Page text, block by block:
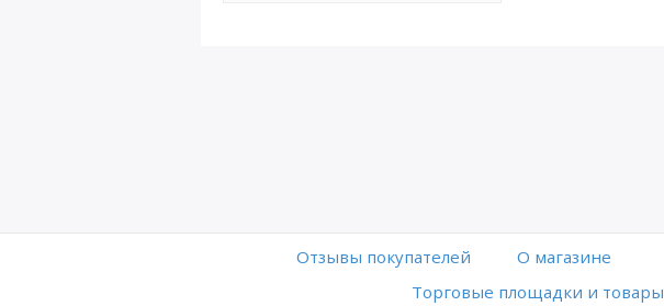
Отзывы покупателей O магазине
Торговые площадки и товары